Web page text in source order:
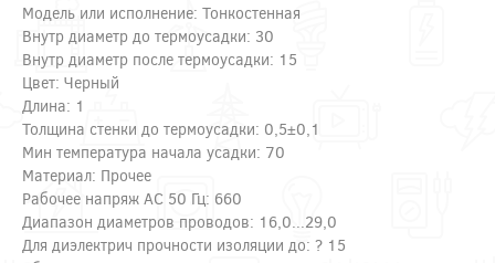
Модель или исполнение: Тонкостенная
Внутр диаметр до термоусадки: 30
Внутр диаметр после термоусадки: 15
Цвет: Черный
Длина: 1
Толщина стенки до термоусадки: 0,5±0,1
Мин температура начала усадки: 70
Материал: Прочее
Рабочее напряж AC 50 Гц: 660
Диапазон диаметров проводов: 16,0...29,0
Для диэлектрич прочности изоляции до: ? 15